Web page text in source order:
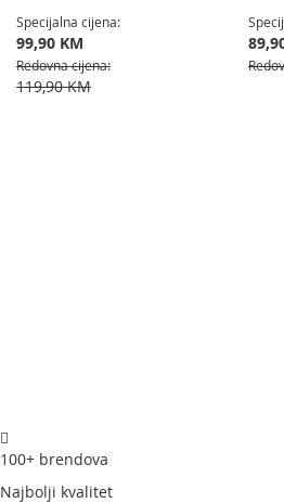
Specijalna cijena
99,90 KM
Redovna cijena
119,90 KM
100+ brendova
Najbolji kvalitet